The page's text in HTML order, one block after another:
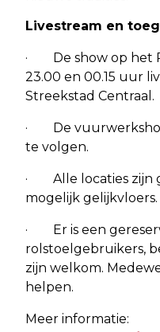
Livestream en
· De show op het
23.00 en 00.15 uur
Streekstad Centraal.
· De
te volgen.
· Alle locaties zijn
mogelijk gelijkvloers.
· Er is een
rolstoelgebruikers,
zijn welkom.
helpen.
Meer informatie: